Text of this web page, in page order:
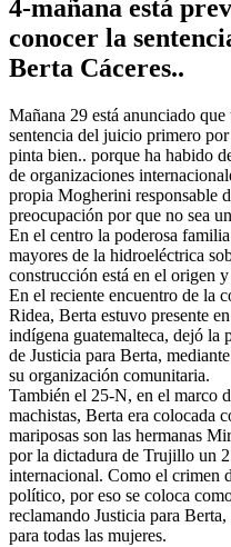
4-mañana está
conocer la
Berta Cáceres..
Mañana 29 está anunciado
sentencia del juicio primero
pinta bien.. porque ha habido
de organizaciones
propia Mogherini responsable
preocupación por que no sea
En el centro la poderosa
mayores de la hidroeléctrica
construcción está en el origen
En el reciente encuentro de la
Ridea, Berta estuvo presente
indígena guatemalteca, dejó la
de Justicia para Berta,
su organización comunitaria.
También el 25-N, en el marco
machistas, Berta era colocada
mariposas son las hermanas
por la dictadura de Trujillo un
internacional. Como el crimen
político, por eso se coloca
reclamando Justicia para
para todas las mujeres.